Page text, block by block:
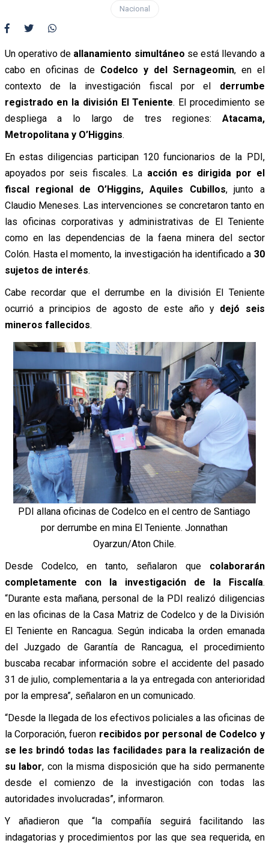
Nacional
Un operativo de allanamiento simultáneo se está llevando a
cabo en oficinas de Codelco y del Sernageomin, en el
contexto de la investigación fiscal por el derrumbe
registrado en la división El Teniente. El procedimiento se
despliega a lo largo de tres regiones: Atacama,
Metropolitana y O’Higgins.
En estas diligencias participan 120 funcionarios de la PDI,
apoyados por seis fiscales. La acción es dirigida por el
fiscal regional de O’Higgins, Aquiles Cubillos, junto a
Claudio Meneses. Las intervenciones se concretaron tanto en
las oficinas corporativas y administrativas de El Teniente
como en las dependencias de la faena minera del sector
Colón. Hasta el momento, la investigación ha identificado a 30
sujetos de interés.
Cabe recordar que el derrumbe en la división El Teniente
ocurrió a principios de agosto de este año y dejó seis
mineros fallecidos.
PDI allana oficinas de Codelco en el centro de Santiago
por derrumbe en mina El Teniente. Jonnathan
Oyarzun/Aton Chile.
Desde Codelco, en tanto, señalaron que colaborarán
completamente con la investigación de la Fiscalía.
“Durante esta mañana, personal de la PDI realizó diligencias
en las oficinas de la Casa Matriz de Codelco y de la División
El Teniente en Rancagua. Según indicaba la orden emanada
del Juzgado de Garantía de Rancagua, el procedimiento
buscaba recabar información sobre el accidente del pasado
31 de julio, complementaria a la ya entregada con anterioridad
por la empresa”, señalaron en un comunicado.
“Desde la llegada de los efectivos policiales a las oficinas de
la Corporación, fueron recibidos por personal de Codelco y
se les brindó todas las facilidades para la realización de
su labor, con la misma disposición que ha sido permanente
desde el comienzo de la investigación con todas las
autoridades involucradas”, informaron.
Y añadieron que “la compañía seguirá facilitando las
indagatorias y procedimientos por las que sea requerida, en